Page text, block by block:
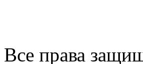
Все права